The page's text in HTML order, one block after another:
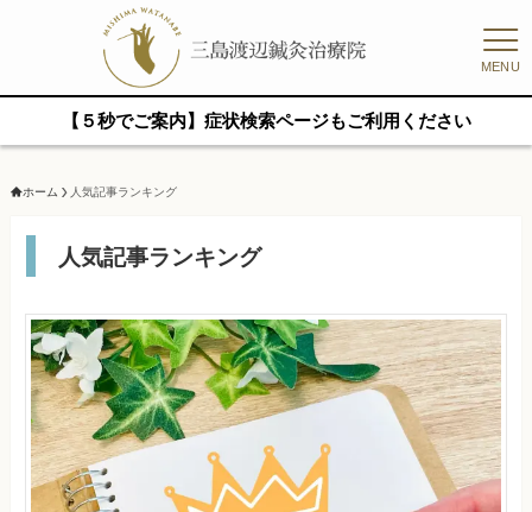
MENU
【５秒でご案内】症状検索ページもご利用ください
ホーム 人気記事ランキング
人気記事ランキング